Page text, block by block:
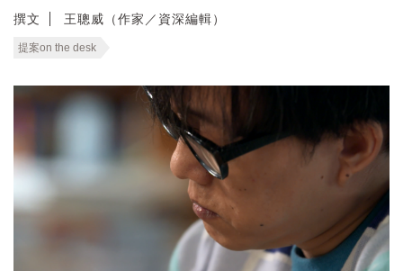
撰文 王聰威（作家／資深編輯）
提案on the desk